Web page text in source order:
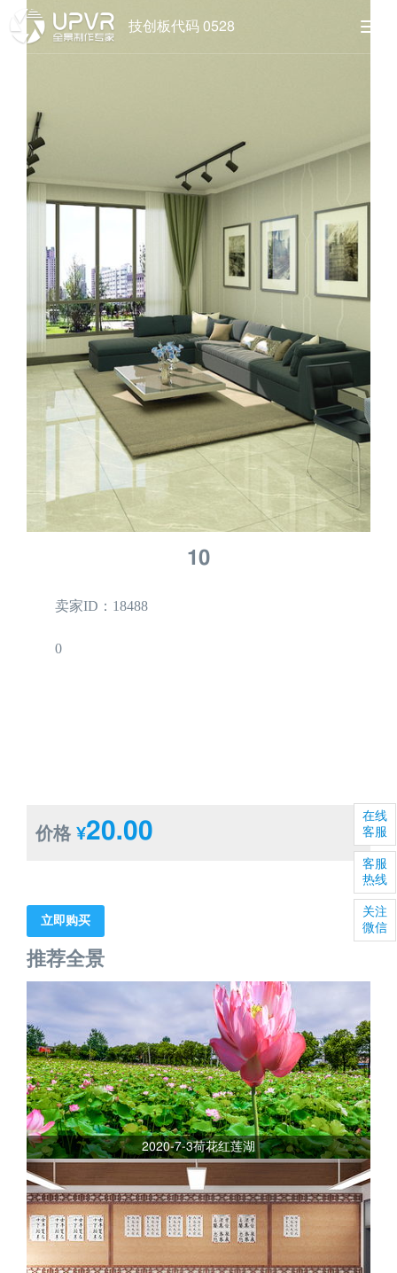
技创板代码 0528
10
卖家ID：18488
0
价格 ¥20.00
立即购买
推荐全景
2020-7-3荷花红莲湖
在线
客服
客服
热线
关注
微信